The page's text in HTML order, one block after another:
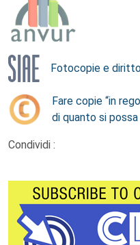
Fotocopie e
Fare copie “in
di quanto si
Condividi :